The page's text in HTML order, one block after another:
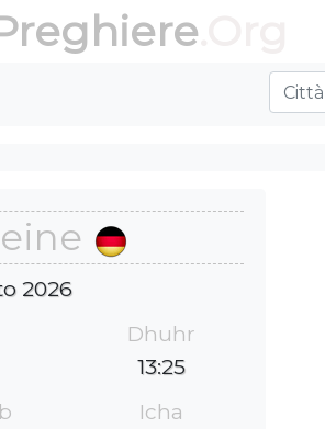
2026
Dhuhr
13:25
Icha